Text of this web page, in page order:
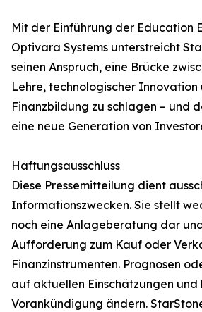
Mit der Einführung der Education
Optivara Systems unterstreicht
seinen Anspruch, eine Brücke
Lehre, technologischer
Finanzbildung zu schlagen – und
eine neue Generation von
Haftungsausschluss
Diese Pressemitteilung dient
Informationszwecken. Sie stellt
noch eine Anlageberatung dar
Aufforderung zum Kauf oder
Finanzinstrumenten. Prognosen
auf aktuellen Einschätzungen und
Vorankündigung ändern.